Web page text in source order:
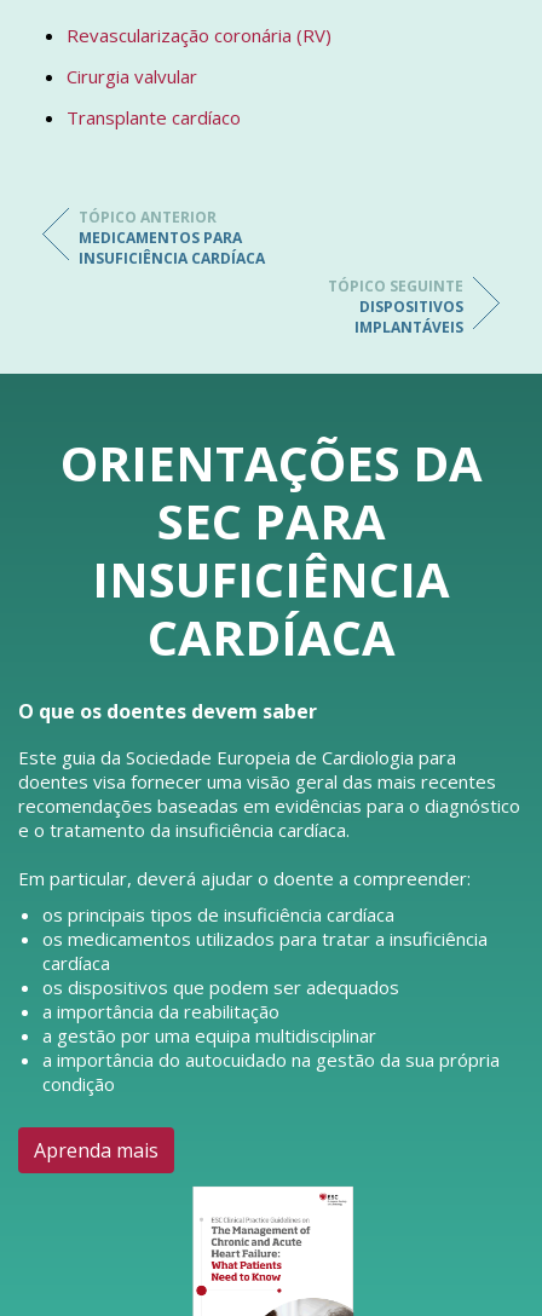
Revascularização coronária (RV)
Cirurgia valvular
Transplante cardíaco
TÓPICO ANTERIOR
MEDICAMENTOS PARA
INSUFICIÊNCIA CARDÍACA
TÓPICO SEGUINTE
DISPOSITIVOS
IMPLANTÁVEIS
ORIENTAÇÕES DA
SEC PARA
INSUFICIÊNCIA
CARDÍACA
O que os doentes devem saber
Este guia da Sociedade Europeia de Cardiologia para
doentes visa fornecer uma visão geral das mais recentes
recomendações baseadas em evidências para o diagnóstico
e o tratamento da insuficiência cardíaca.
Em particular, deverá ajudar o doente a compreender:
os principais tipos de insuficiência cardíaca
os medicamentos utilizados para tratar a insuficiência
cardíaca
os dispositivos que podem ser adequados
a importância da reabilitação
a gestão por uma equipa multidisciplinar
a importância do autocuidado na gestão da sua própria
condição
Aprenda mais